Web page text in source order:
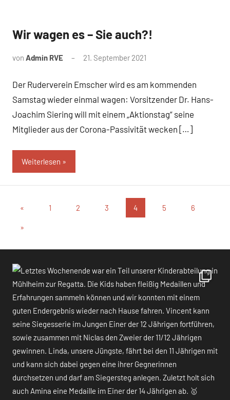
News
Wir wagen es – Sie auch?!
von Admin RVE 21. September 2021
Der Ruderverein Emscher wird es am kommenden
Samstag wieder einmal wagen: Vorsitzender Dr. Hans-
Joachim Siering will mit einem „Aktionstag“ seine
Mitglieder aus der Corona-Passivität wecken […]
Weiterlesen
Seitennummerierung
der
Beiträge
« Vorherige1 2 3 4 5 6
Nächste
»